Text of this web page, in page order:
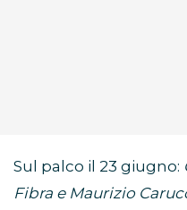
Sul palco il 23 giugno:
Fibra e Maurizio